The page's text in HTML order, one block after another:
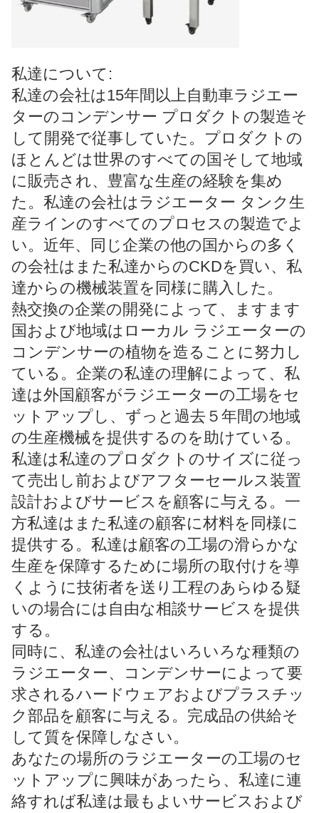
私達について:
私達の会社は15年間以上自動車ラジエー
ターのコンデンサー プロダクトの製造そ
して開発で従事していた。プロダクトの
ほとんどは世界のすべての国そして地域
に販売され、豊富な生産の経験を集め
た。私達の会社はラジエーター タンク生
産ラインのすべてのプロセスの製造でよ
い。近年、同じ企業の他の国からの多く
の会社はまた私達からのCKDを買い、私
達からの機械装置を同様に購入した。
熱交換の企業の開発によって、ますます
国および地域はローカル ラジエーターの
コンデンサーの植物を造ることに努力し
ている。企業の私達の理解によって、私
達は外国顧客がラジエーターの工場をセ
ットアップし、ずっと過去５年間の地域
の生産機械を提供するのを助けている。
私達は私達のプロダクトのサイズに従っ
て売出し前およびアフターセールス装置
設計およびサービスを顧客に与える。一
方私達はまた私達の顧客に材料を同様に
提供する。私達は顧客の工場の滑らかな
生産を保障するために場所の取付けを導
くように技術者を送り工程のあらゆる疑
いの場合には自由な相談サービスを提供
する。
同時に、私達の会社はいろいろな種類の
ラジエーター、コンデンサーによって要
求されるハードウェアおよびプラスチッ
ク部品を顧客に与える。完成品の供給そ
して質を保障しなさい。
あなたの場所のラジエーターの工場のセ
ットアップに興味があったら、私達に連
絡すれば私達は最もよいサービスおよび